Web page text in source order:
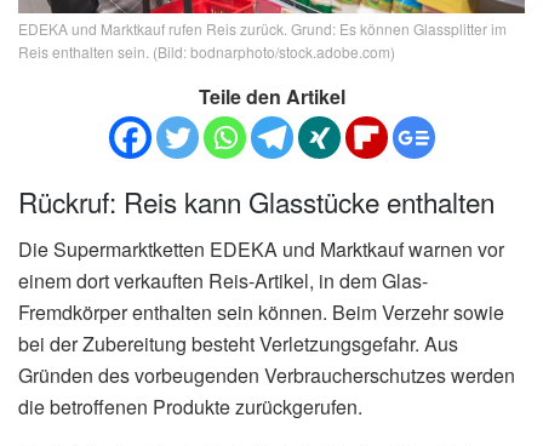
EDEKA und Marktkauf rufen Reis zurück. Grund: Es können Glassplitter im
Reis enthalten sein. (Bild: bodnarphoto/stock.adobe.com)
Teile den Artikel
Rückruf: Reis kann Glasstücke enthalten
Die Supermarktketten EDEKA und Marktkauf warnen vor
einem dort verkauften Reis-Artikel, in dem Glas-
Fremdkörper enthalten sein können. Beim Verzehr sowie
bei der Zubereitung besteht Verletzungsgefahr. Aus
Gründen des vorbeugenden Verbraucherschutzes werden
die betroffenen Produkte zurückgerufen.